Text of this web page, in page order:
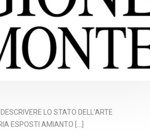
LO STATO DELL'ARTE
ESPOSTI AMIANTO [...]